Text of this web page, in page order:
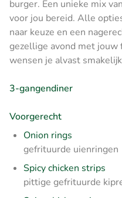
burger. Een unieke mix
voor jou bereid. Alle
naar keuze en een
gezellige avond met jouw
wensen je alvast
3-gangendiner
Voorgerecht
Onion rings
gefrituurde uienringen
Spicy chicken strips
pittige gefrituurde